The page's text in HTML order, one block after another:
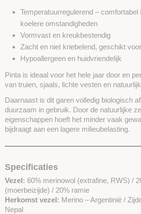
Temperatuurregulerend –
koelere omstandigheden
Vormvast en kreukbestendig
Zacht en niet kriebelend, geschikt
Hypoallergeen en huidvriendelijk
Pinta is ideaal voor het hele jaar door en
van truien, sjaals, lichte vesten en
Daarnaast is dit garen volledig biologisch
duurzaam in gebruik. Door de natuurlijke
eigenschappen hoeft het minder vaak
bijdraagt aan een lagere milieubelasting.
Specificaties
Vezel: 60% merinowol (extrafine, RWS) /
(moerbeizijde) / 20% ramie
Herkomst vezel: Merino – Argentinië /
Nepal